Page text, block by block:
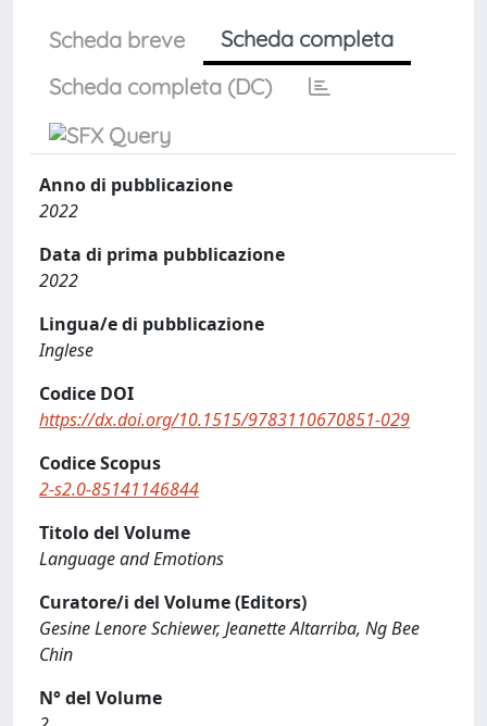
Scheda breve
Scheda completa
Scheda completa (DC)
Anno di pubblicazione
2022
Data di prima pubblicazione
2022
Lingua/e di pubblicazione
Inglese
Codice DOI
https://dx.doi.org/10.1515/9783110670851-029
Codice Scopus
2-s2.0-85141146844
Titolo del Volume
Language and Emotions
Curatore/i del Volume (Editors)
Gesine Lenore Schiewer, Jeanette Altarriba, Ng Bee
Chin
N° del Volume